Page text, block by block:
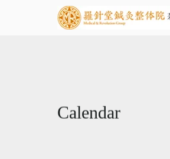
Calendar